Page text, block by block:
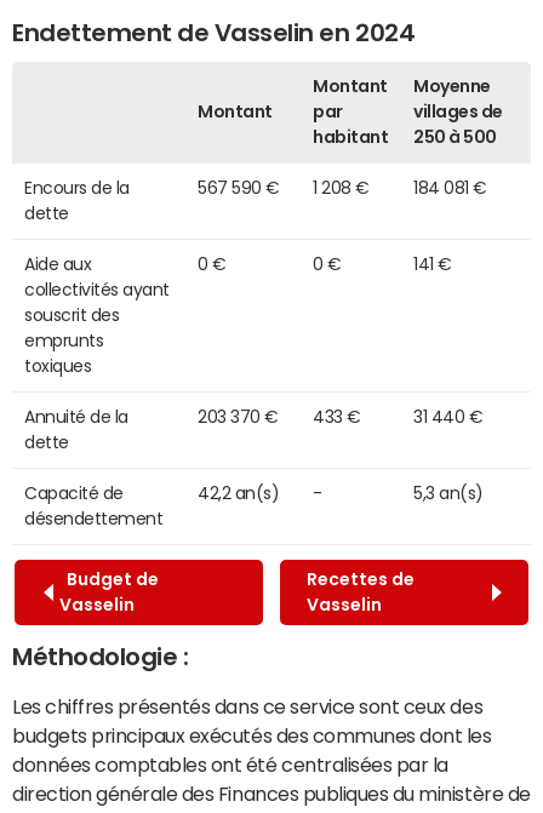
Endettement de Vasselin en 2024
Montant
Montant
par
habitant
Moyenne
villages de
250 à 500
Encours de la
dette
567 590 € 1 208 € 184 081 €
Aide aux
collectivités ayant
souscrit des
emprunts
toxiques
0 € 0 € 141 €
Annuité de la
dette
203 370 € 433 € 31 440 €
Capacité de
désendettement
42,2 an(s) - 5,3 an(s)
Budget de
Vasselin
Recettes de
Vasselin
Méthodologie :
Les chiffres présentés dans ce service sont ceux des
budgets principaux exécutés des communes dont les
données comptables ont été centralisées par la
direction générale des Finances publiques du ministère de